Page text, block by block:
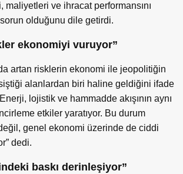
maliyetleri ve ihracat performansını
olduğunu dile getirdi.
ekonomiyi vuruyor”
artan risklerin ekonomi ile jeopolitiğin
alanlardan biri haline geldiğini ifade
lojistik ve hammadde akışının aynı
etkiler yaratıyor. Bu durum
genel ekonomi üzerinde de ciddi
dedi.
baskı derinleşiyor”